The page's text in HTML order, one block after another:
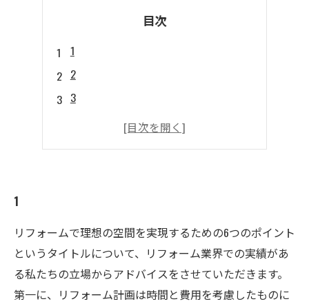
目次
1
2
3
1
リフォームで理想の空間を実現するための6つのポイント
というタイトルについて、リフォーム業界での実績があ
る私たちの立場からアドバイスをさせていただきます。
第一に、リフォーム計画は時間と費用を考慮したものに